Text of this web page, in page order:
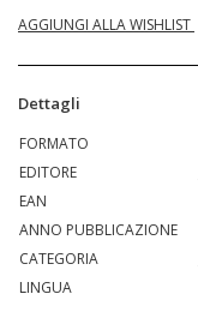
AGGIUNGI ALLA WISHLIST
Dettagli
FORMATO
EDITORE
EAN
ANNO PUBBLICAZIONE
CATEGORIA
LINGUA